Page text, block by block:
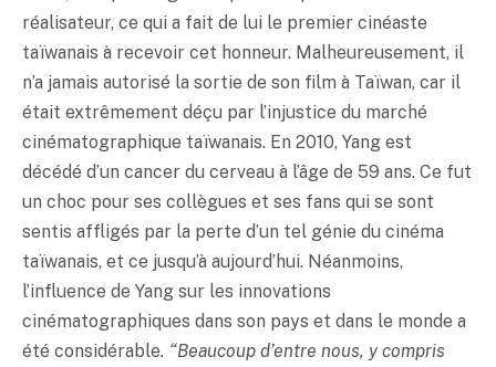
réalisateur, ce qui a fait de lui le premier cinéaste
taïwanais à recevoir cet honneur. Malheureusement, il
n’a jamais autorisé la sortie de son film à Taïwan, car il
était extrêmement déçu par l’injustice du marché
cinématographique taïwanais. En 2010, Yang est
décédé d’un cancer du cerveau à l’âge de 59 ans. Ce fut
un choc pour ses collègues et ses fans qui se sont
sentis affligés par la perte d’un tel génie du cinéma
taïwanais, et ce jusqu’à aujourd’hui. Néanmoins,
l’influence de Yang sur les innovations
cinématographiques dans son pays et dans le monde a
été considérable. “Beaucoup d’entre nous, y compris